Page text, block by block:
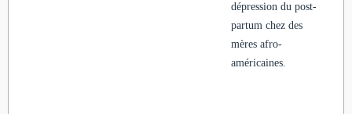
dépression du post-
partum chez des
mères afro-
américaines.